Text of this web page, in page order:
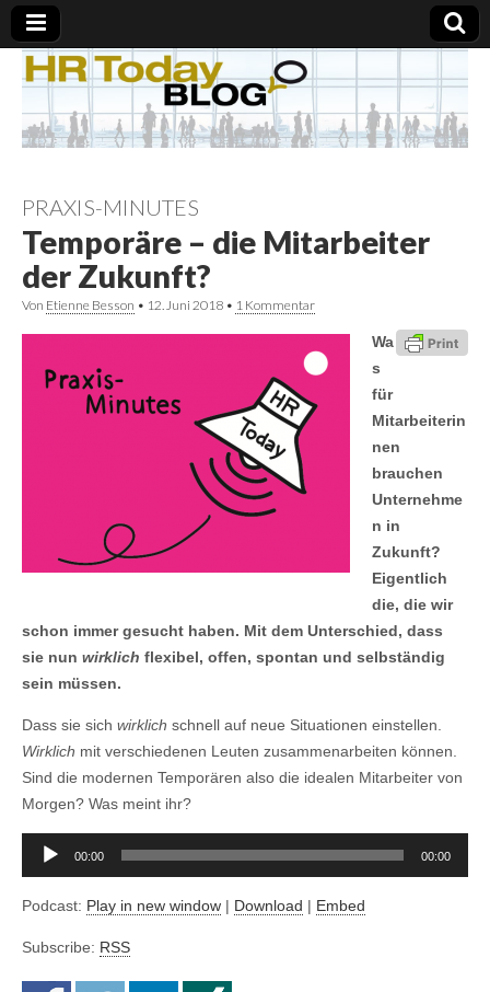
PRAXIS-MINUTES
Temporäre – die Mitarbeiter
der Zukunft?
Von Etienne Besson • 12. Juni 2018 • 1 Kommentar
Wa
s
für
Mitarbeiterin
nen
brauchen
Unternehme
n in
Zukunft?
Eigentlich
die, die wir
schon immer gesucht haben. Mit dem Unterschied, dass
sie nun wirklich flexibel, offen, spontan und selbständig
sein müssen.
Dass sie sich wirklich schnell auf neue Situationen einstellen.
Wirklich mit verschiedenen Leuten zusammenarbeiten können.
Sind die modernen Temporären also die idealen Mitarbeiter von
Morgen? Was meint ihr?
Audio-
00:00 00:00
Podcast: Play in new window | Download | Embed
Subscribe: RSS